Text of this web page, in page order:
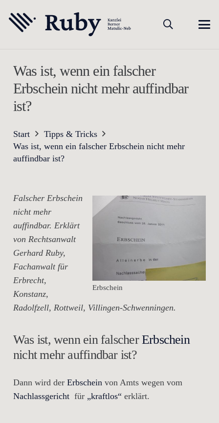
Was ist, wenn ein falscher
Erbschein nicht mehr auffindbar
ist?
Start
Tipps & Tricks
Was ist, wenn ein falscher Erbschein nicht mehr
auffindbar ist?
Erbschein
Falscher Erbschein
nicht mehr
auffindbar. Erklärt
von Rechtsanwalt
Gerhard Ruby,
Fachanwalt für
Erbrecht,
Konstanz,
Radolfzell, Rottweil, Villingen-Schwenningen.
Was ist, wenn ein falscherErbschein
nicht mehr auffindbar ist?
Dann wird der Erbschein von Amts wegen vom
Nachlassgericht für „kraftlos“ erklärt.